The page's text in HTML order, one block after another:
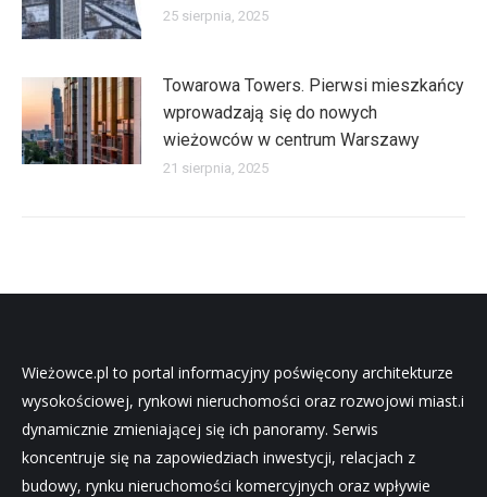
25 sierpnia, 2025
Towarowa Towers. Pierwsi mieszkańcy
wprowadzają się do nowych
wieżowców w centrum Warszawy
21 sierpnia, 2025
Wieżowce.pl to portal informacyjny poświęcony architekturze
wysokościowej, rynkowi nieruchomości oraz rozwojowi miast.i
dynamicznie zmieniającej się ich panoramy. Serwis
koncentruje się na zapowiedziach inwestycji, relacjach z
budowy, rynku nieruchomości komercyjnych oraz wpływie